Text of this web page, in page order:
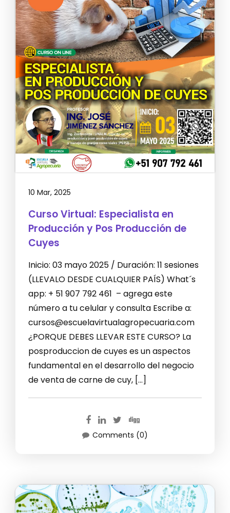
10 Mar, 2025
Curso Virtual: Especialista en
Producción y Pos Producción de
Cuyes
Inicio: 03 mayo 2025 / Duración: 11 sesiones
(LLEVALO DESDE CUALQUIER PAÍS) What´s
app: + 51 907 792 461 – agrega este
número a tu celular y consulta Escribe a:
cursos@escuelavirtualagropecuaria.com
¿PORQUE DEBES LLEVAR ESTE CURSO? La
posproduccion de cuyes es un aspectos
fundamental en el desarrollo del negocio
de venta de carne de cuy, […]
Comments (0)